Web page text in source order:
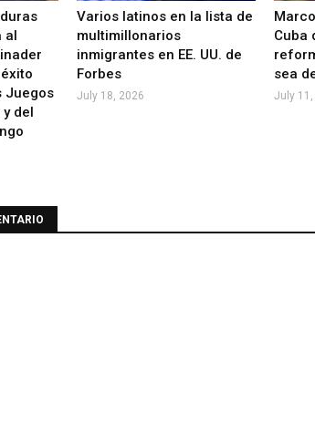
al
Juegos
del
Varios latinos en la lista de
multimillonarios
inmigrantes en EE. UU. de
Forbes
July 18, 2026
Cuba
sea
July 11,